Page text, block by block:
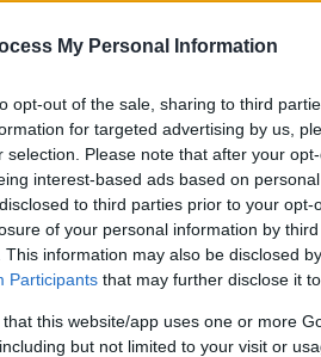
My Personal Information
opt-out of the sale, sharing to third
for targeted advertising by us,
selection. Please note that after your
interest-based ads based on
to third parties prior to your
of your personal information by
This information may also be disclosed
Participants that may further disclose it
that this website/app uses one or more
but not limited to your visit or
y Truco en
códigos Codebreakers y
interna paraconseguir tener
en Pokémon Rojo Fuego y
de GBA para Android
muchos más.Para ello, hay que